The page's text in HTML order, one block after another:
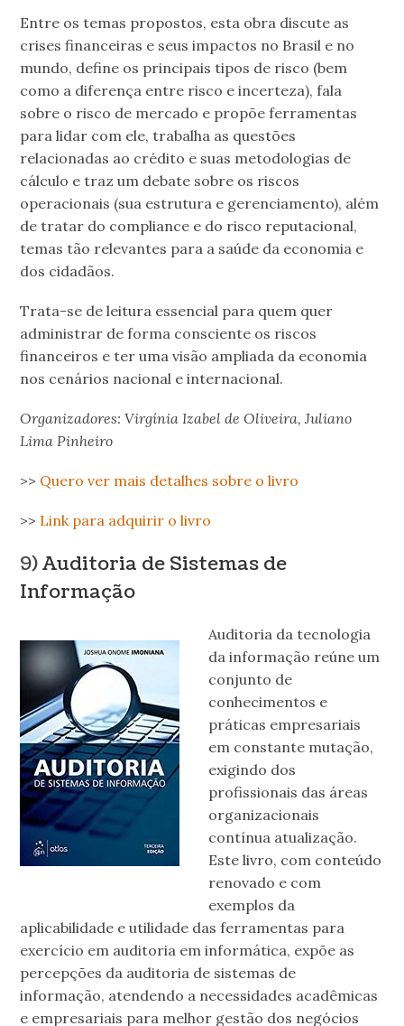
Entre os temas propostos, esta obra discute as
crises financeiras e seus impactos no Brasil e no
mundo, define os principais tipos de risco (bem
como a diferença entre risco e incerteza), fala
sobre o risco de mercado e propõe ferramentas
para lidar com ele, trabalha as questões
relacionadas ao crédito e suas metodologias de
cálculo e traz um debate sobre os riscos
operacionais (sua estrutura e gerenciamento), além
de tratar do compliance e do risco reputacional,
temas tão relevantes para a saúde da economia e
dos cidadãos.
Trata-se de leitura essencial para quem quer
administrar de forma consciente os riscos
financeiros e ter uma visão ampliada da economia
nos cenários nacional e internacional.
Organizadores: Virgínia Izabel de Oliveira, Juliano
Lima Pinheiro
>> Quero ver mais detalhes sobre o livro
>> Link para adquirir o livro
9)Auditoria de Sistemas de
Informação
Auditoria da tecnologia
da informação reúne um
conjunto de
conhecimentos e
práticas empresariais
em constante mutação,
exigindo dos
profissionais das áreas
organizacionais
contínua atualização.
Este livro, com conteúdo
renovado e com
exemplos da
aplicabilidade e utilidade das ferramentas para
exercício em auditoria em informática, expõe as
percepções da auditoria de sistemas de
informação, atendendo a necessidades acadêmicas
e empresariais para melhor gestão dos negócios